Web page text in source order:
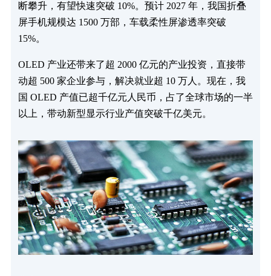
断攀升，有望快速突破 10%。预计 2027 年，我国折叠
屏手机规模达 1500 万部，车载柔性屏渗透率突破
15%。
OLED 产业还带来了超 2000 亿元的产业投资，直接带
动超 500 家企业参与，解决就业超 10 万人。现在，我
国 OLED 产值已超千亿元人民币，占了全球市场的一半
以上，带动新型显示行业产值突破千亿美元。